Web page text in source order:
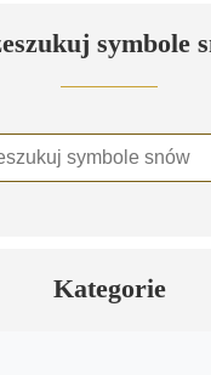
symbole
Kategorie